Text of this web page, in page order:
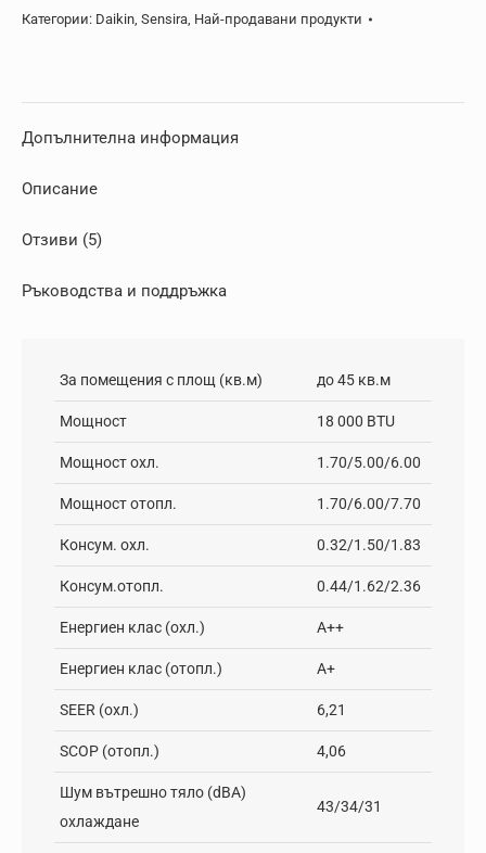
Категории: Daikin, Sensira, Най-продавани продукти
Допълнителна информация
Описание
Отзиви (5)
Ръководства и поддръжка
За помещения с площ (кв.м) до 45 кв.м
Мощност 18 000 BTU
Мощност охл. 1.70/5.00/6.00
Мощност отопл. 1.70/6.00/7.70
Консум. охл. 0.32/1.50/1.83
Консум.отопл. 0.44/1.62/2.36
Енергиен клас (охл.) A++
Енергиен клас (отопл.) A+
SEER (охл.) 6,21
SCOP (отопл.) 4,06
Шум вътрешно тяло (dBA)
охлаждане
43/34/31